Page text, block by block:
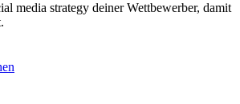
media strategy deiner Wettbewerber, damit